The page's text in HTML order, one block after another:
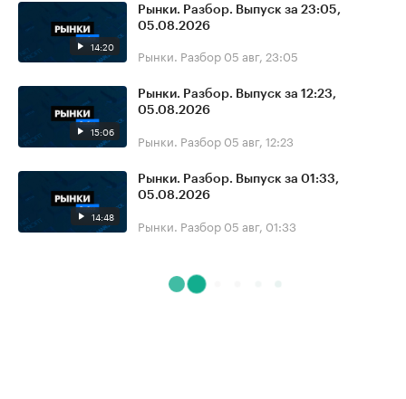
14:20
Рынки. Разбор. Выпуск за 23:05,
05.08.2026
Рынки. Разбор 05 авг, 23:05
15:06
Рынки. Разбор. Выпуск за 12:23,
05.08.2026
Рынки. Разбор 05 авг, 12:23
14:48
Рынки. Разбор. Выпуск за 01:33,
05.08.2026
Рынки. Разбор 05 авг, 01:33